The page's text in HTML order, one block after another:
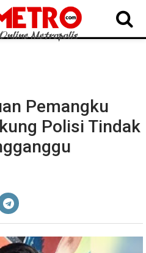
SAMOSIR TAPUT BATUBARA DELISERDANG
Pemangku
Polisi Tindak